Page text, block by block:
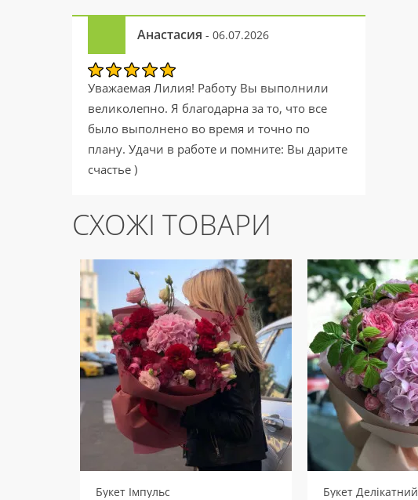
Анастасия - 06.07.2026
Уважаемая Лилия! Работу Вы выполнили
великолепно. Я благодарна за то, что все
было выполнено во время и точно по
плану. Удачи в работе и помните: Вы дарите
счастье )
СХОЖІ ТОВАРИ
Букет Імпульс Букет Делікатний